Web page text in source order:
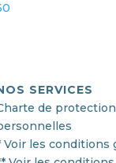
SERVICES
de
Voir les conditions